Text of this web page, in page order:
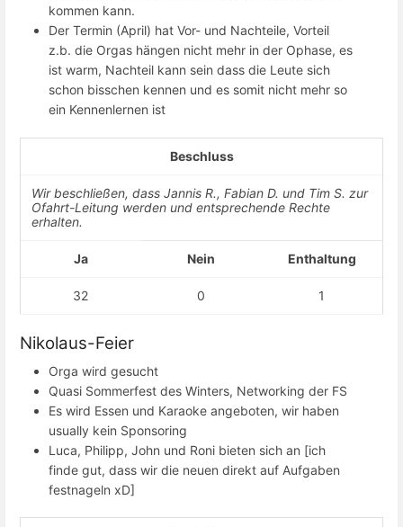
kommen kann.
Der Termin (April) hat Vor- und Nachteile, Vorteil
z.b. die Orgas hängen nicht mehr in der Ophase, es
ist warm, Nachteil kann sein dass die Leute sich
schon bisschen kennen und es somit nicht mehr so
ein Kennenlernen ist
Beschluss
Wir beschließen, dass Jannis R., Fabian D. und Tim S. zur
Ofahrt-Leitung werden und entsprechende Rechte
erhalten.
Ja Nein Enthaltung
32 0 1
Nikolaus-Feier
Orga wird gesucht
Quasi Sommerfest des Winters, Networking der FS
Es wird Essen und Karaoke angeboten, wir haben
usually kein Sponsoring
Luca, Philipp, John und Roni bieten sich an [ich
finde gut, dass wir die neuen direkt auf Aufgaben
festnageln xD]